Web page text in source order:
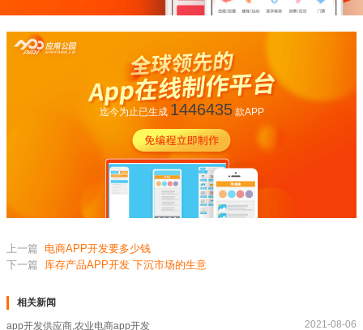
迄今为止已生成 1446435款APP
上一篇
电商APP开发要多少钱
下一篇
库存产品APP开发 下沉市场的生意
相关新闻
app开发供应商,农业电商app开发 2021-08-06